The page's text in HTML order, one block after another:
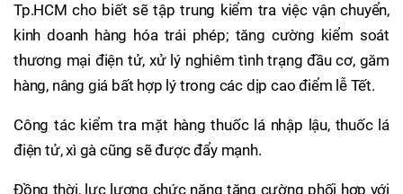
Tp.HCM cho biết sẽ tập trung kiểm tra việc vận chuyển,
kinh doanh hàng hóa trái phép; tăng cường kiểm soát
thương mại điện tử, xử lý nghiêm tình trạng đầu cơ, găm
hàng, nâng giá bất hợp lý trong các dịp cao điểm lễ Tết.
Công tác kiểm tra mặt hàng thuốc lá nhập lậu, thuốc lá
điện tử, xì gà cũng sẽ được đẩy mạnh.
Đồng thời, lực lượng chức năng tăng cường phối hợp với